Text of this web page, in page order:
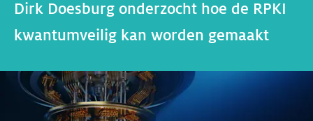
Dirk Doesburg onderzocht hoe de RPKI
kwantumveilig kan worden gemaakt